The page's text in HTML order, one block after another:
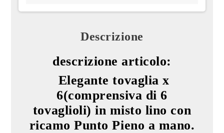
Descrizione
descrizione articolo:
Elegante tovaglia x
6(comprensiva di 6
tovaglioli) in misto lino con
ricamo Punto Pieno a mano.